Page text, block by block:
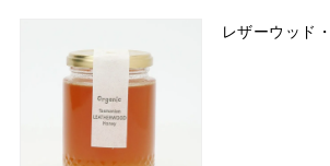
レザーウッド